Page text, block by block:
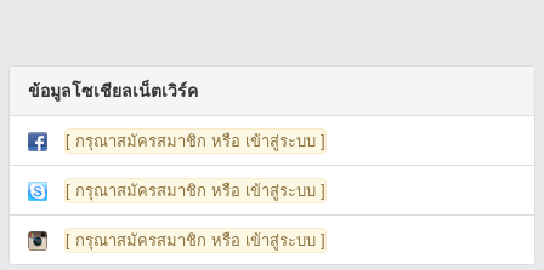
ข้อมูลโซเชียลเน็ตเวิร์ค
[ กรุณาสมัครสมาชิก หรือ เข้าสู่ระบบ ]
[ กรุณาสมัครสมาชิก หรือ เข้าสู่ระบบ ]
[ กรุณาสมัครสมาชิก หรือ เข้าสู่ระบบ ]